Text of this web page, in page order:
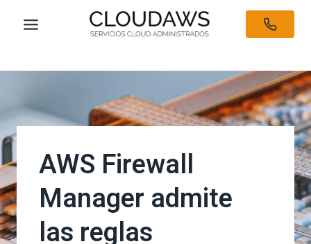
AWS Firewall
Manager admite
las reglas